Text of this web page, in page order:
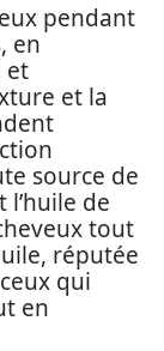
pendant
en
et
et la
source de
de
tout
réputée
qui
en